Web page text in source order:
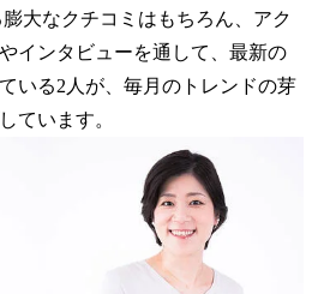
大なクチコミはもちろん、アク
インタビューを通して、最新の
いる2人が、毎月のトレンドの芽
ています。